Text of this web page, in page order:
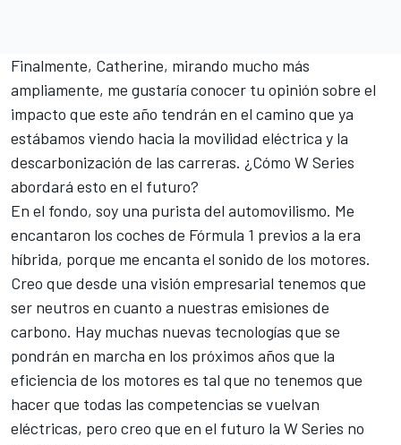
Finalmente, Catherine, mirando mucho más
ampliamente, me gustaría conocer tu opinión sobre el
impacto que este año tendrán en el camino que ya
estábamos viendo hacia la movilidad eléctrica y la
descarbonización de las carreras. ¿Cómo W Series
abordará esto en el futuro?
En el fondo, soy una purista del automovilismo. Me
encantaron los coches de Fórmula 1 previos a la era
híbrida, porque me encanta el sonido de los motores.
Creo que desde una visión empresarial tenemos que
ser neutros en cuanto a nuestras emisiones de
carbono. Hay muchas nuevas tecnologías que se
pondrán en marcha en los próximos años que la
eficiencia de los motores es tal que no tenemos que
hacer que todas las competencias se vuelvan
eléctricas, pero creo que en el futuro la W Series no